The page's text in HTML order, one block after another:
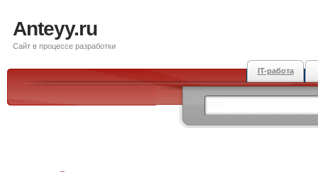
Anteyy.ru
Сайт в процессе разработки
IT-работа